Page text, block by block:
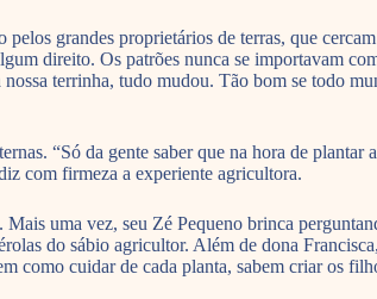
grandes proprietários de terras, que
direito. Os patrões nunca se importavam
terrinha, tudo mudou. Tão bom se todo
“Só da gente saber que na hora de plantar
com firmeza a experiente agricultora.
uma vez, seu Zé Pequeno brinca
do sábio agricultor. Além de dona
como cuidar de cada planta, sabem criar os